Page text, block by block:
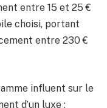
entre 15 et 25 €
choisi, portant
entre 230 €
influent sur le
d’un luxe :